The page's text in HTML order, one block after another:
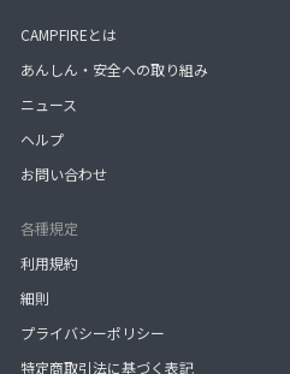
CAMPFIREとは
あんしん・安全への取り組み
ニュース
ヘルプ
お問い合わせ
各種規定
利用規約
細則
プライバシーポリシー
特定商取引法に基づく表記